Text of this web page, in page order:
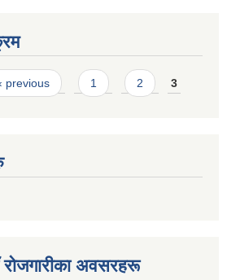
previous 1 2 3
अवसरहरू